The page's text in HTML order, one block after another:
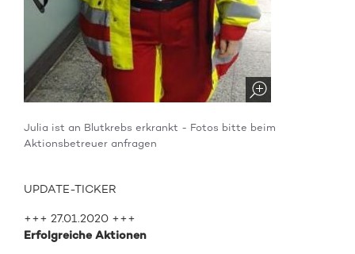
Julia ist an Blutkrebs erkrankt - Fotos bitte beim
Aktionsbetreuer anfragen
UPDATE-TICKER
+++ 27.01.2020 +++
Erfolgreiche Aktionen